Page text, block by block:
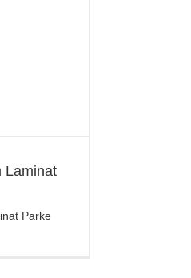
Laminat
Parke